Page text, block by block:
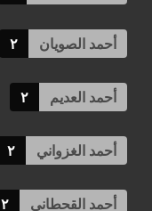
أحمد الصويان ٢
أحمد العديم ٢
أحمد الغزواني ٢
أحمد القحطاني ٢